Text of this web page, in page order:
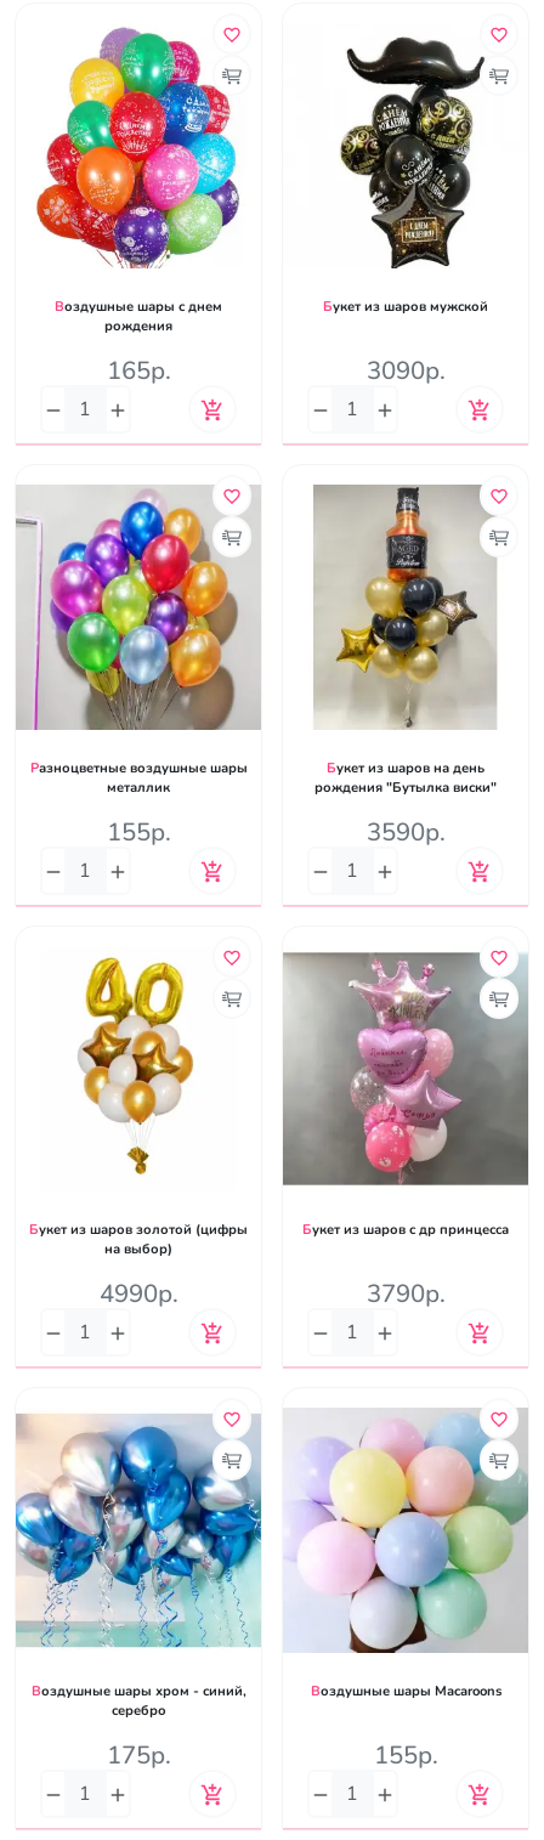
Воздушные шары с днем
рождения
165р.
Букет из шаров мужской
3090р.
Разноцветные воздушные шары
металлик
155р.
Букет из шаров на день
рождения "Бутылка виски"
3590р.
Букет из шаров золотой (цифры
на выбор)
4990р.
Букет из шаров с др принцесса
3790р.
Воздушные шары хром - синий,
серебро
175р.
Воздушные шары Macaroons
155р.